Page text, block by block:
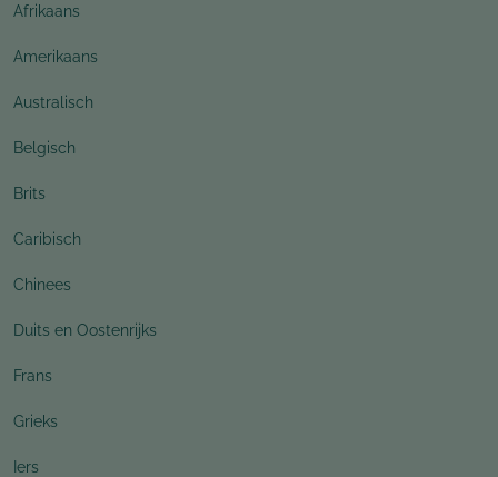
Afrikaans
Amerikaans
Australisch
Belgisch
Brits
Caribisch
Chinees
Duits en Oostenrijks
Frans
Grieks
Iers